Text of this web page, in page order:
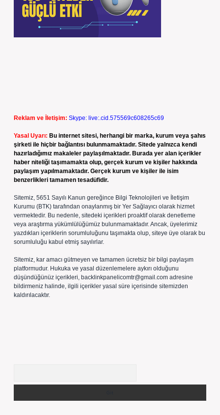
Reklam ve İletişim: Skype: live:.cid.575569c608265c69
Yasal Uyarı: Bu internet sitesi, herhangi bir marka, kurum veya şahıs
şirketi ile hiçbir bağlantısı bulunmamaktadır. Sitede yalnızca kendi
hazırladığımız makaleler paylaşılmaktadır. Burada yer alan içerikler
haber niteliği taşımamakta olup, gerçek kurum ve kişiler hakkında
paylaşım yapılmamaktadır. Gerçek kurum ve kişiler ile isim
benzerlikleri tamamen tesadüfidir.
Sitemiz, 5651 Sayılı Kanun gereğince Bilgi Teknolojileri ve İletişim
Kurumu (BTK) tarafından onaylanmış bir Yer Sağlayıcı olarak hizmet
vermektedir. Bu nedenle, sitedeki içerikleri proaktif olarak denetleme
veya araştırma yükümlülüğümüz bulunmamaktadır. Ancak, üyelerimiz
yazdıkları içeriklerin sorumluluğunu taşımakta olup, siteye üye olarak bu
sorumluluğu kabul etmiş sayılırlar.
Sitemiz, kar amacı gütmeyen ve tamamen ücretsiz bir bilgi paylaşım
platformudur. Hukuka ve yasal düzenlemelere aykırı olduğunu
düşündüğünüz içerikleri, backlinkpanelicomtr@gmail.com adresine
bildirmeniz halinde, ilgili içerikler yasal süre içerisinde sitemizden
kaldırılacaktır.